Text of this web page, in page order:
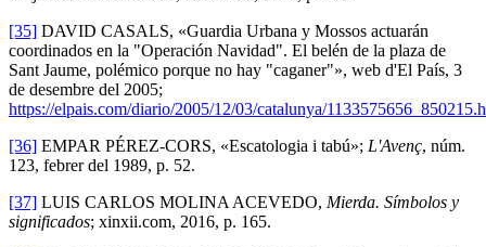
[35] DAVID CASALS, «Guardia Urbana y Mossos actuarán
coordinados en la "Operación Navidad". El belén de la plaza de
Sant Jaume, polémico porque no hay "caganer"», web d'El País, 3
de desembre del 2005;
https://elpais.com/diario/2005/12/03/catalunya/
[36] EMPAR PÉREZ-CORS, «Escatologia i tabú»; L'Avenç, núm.
123, febrer del 1989, p. 52.
[37] LUIS CARLOS MOLINA ACEVEDO, Mierda. Símbolos y
significados; xinxii.com, 2016, p. 165.